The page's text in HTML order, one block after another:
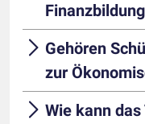
Gehören
zur
Wie kann